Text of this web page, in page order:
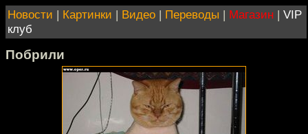
Новости | Картинки | Видео | Переводы | Магазин | VIP
клуб
Побрили